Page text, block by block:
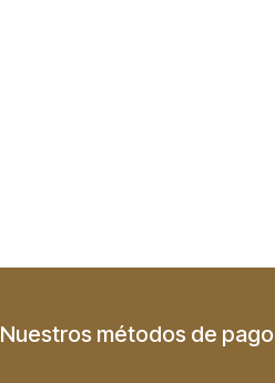
Nuestros métodos de pago